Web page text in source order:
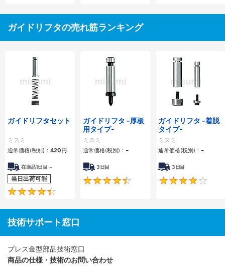
ガイドリフタの売れ筋ランキング
ガイドリフタセット
ミスミ
通常価格(税別)： 420 円
在庫品1日目～
当日出荷可能
ガイドリフタ -厚板
用タイプ-
ミスミ
通常価格(税別)： -
3日目
4.5
ガイドリフタ -着脱
タイプ-
ミスミ
通常価格(税別)： -
3日目
技術サポート窓口
プレス金型部品技術窓口
商品の仕様・技術のお問い合わせ